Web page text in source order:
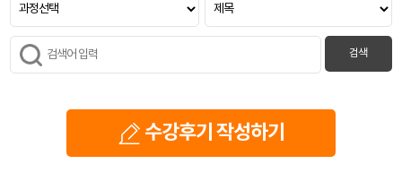
검색
수강후기 작성하기